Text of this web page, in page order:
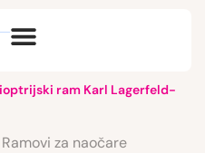
ram Karl Lagerfeld-
Ramovi za naočare